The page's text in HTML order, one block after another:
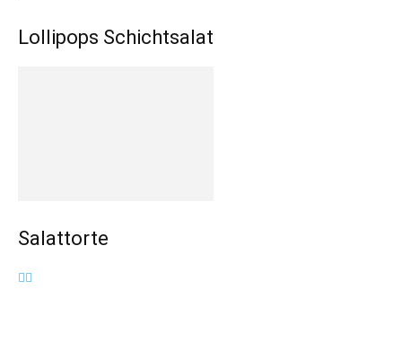
Lollipops Schichtsalat
Salattorte